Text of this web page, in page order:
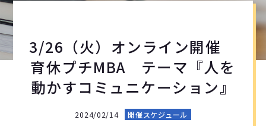
3/26（火）オンライン開催
育休プチMBA テーマ『人を
動かすコミュニケーション』
2024/02/14 開催スケジュール